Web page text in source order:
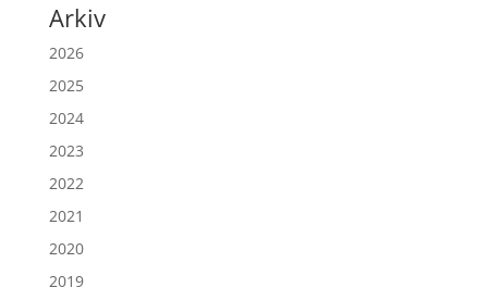
Arkiv
2026
2025
2024
2023
2022
2021
2020
2019